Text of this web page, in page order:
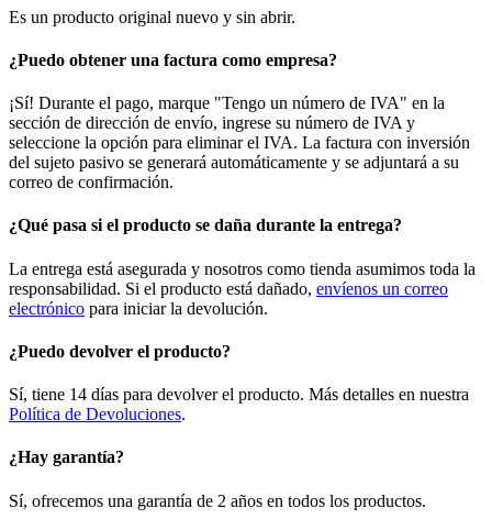
Es un producto original nuevo y sin abrir.
¿Puedo obtener una factura como empresa?
¡Sí! Durante el pago, marque "Tengo un número de IVA" en la
sección de dirección de envío, ingrese su número de IVA y
seleccione la opción para eliminar el IVA. La factura con inversión
del sujeto pasivo se generará automáticamente y se adjuntará a su
correo de confirmación.
¿Qué pasa si el producto se daña durante la entrega?
La entrega está asegurada y nosotros como tienda asumimos toda la
responsabilidad. Si el producto está dañado, envíenos un correo
electrónico para iniciar la devolución.
¿Puedo devolver el producto?
Sí, tiene 14 días para devolver el producto. Más detalles en nuestra
Política de Devoluciones.
¿Hay garantía?
Sí, ofrecemos una garantía de 2 años en todos los productos.